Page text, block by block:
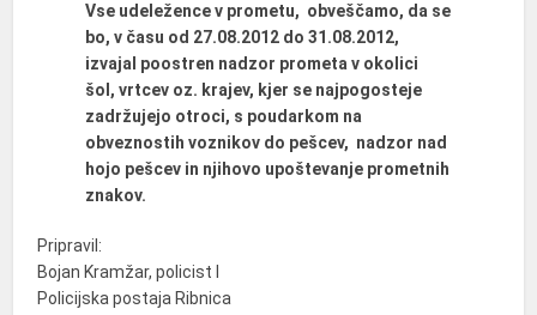
Vse udeležence v prometu, obveščamo, da se
bo, v času od 27.08.2012 do 31.08.2012,
izvajal poostren nadzor prometa v okolici
šol, vrtcev oz. krajev, kjer se najpogosteje
zadržujejo otroci, s poudarkom na
obveznostih voznikov do pešcev, nadzor nad
hojo pešcev in njihovo upoštevanje prometnih
znakov.
Pripravil:
Bojan Kramžar, policist I
Policijska postaja Ribnica